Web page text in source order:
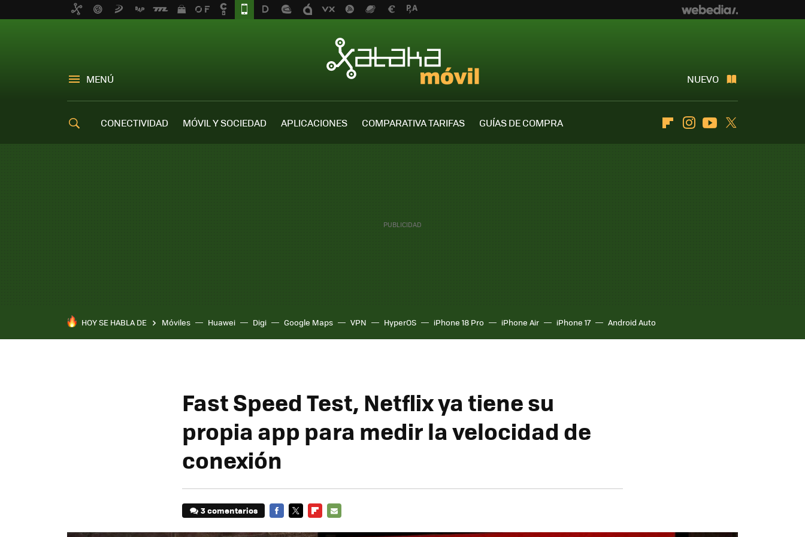
MENÚ NUEVO
CONECTIVIDAD MÓVIL Y SOCIEDAD APLICACIONES COMPARATIVA TARIFAS
GUÍAS DE COMPRA
FlipboardInstagramYoutube
HOY SE HABLA DE Móviles Huawei Digi Google Maps VPN HyperOS iPhone 18 Pro iPhone Air iPhone 17 Android Auto
Fast Speed Test, Netflix ya tiene su
propia app para medir la velocidad de
conexión
3 comentarios